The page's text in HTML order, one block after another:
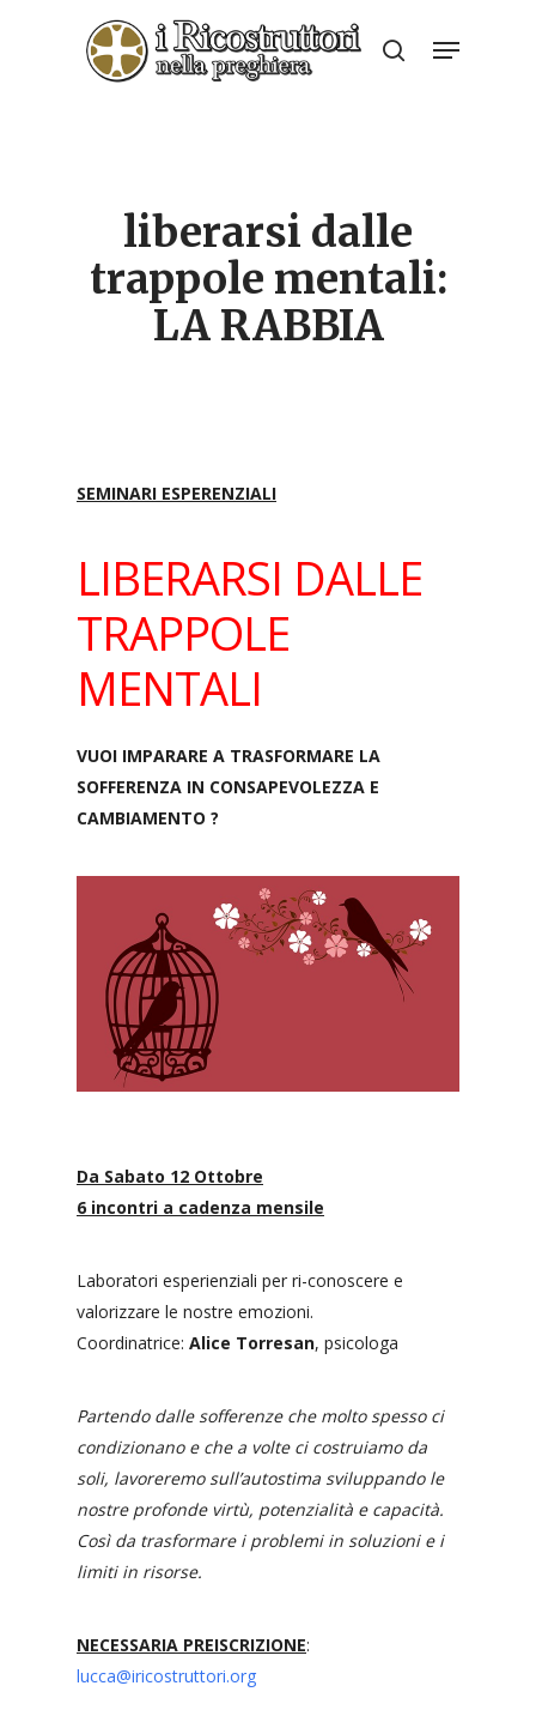
search
Menu
liberarsi dalle
trappole mentali:
LA RABBIA
SEMINARI ESPERENZIALI
LIBERARSI DALLE
TRAPPOLE
MENTALI
VUOI IMPARARE A TRASFORMARE LA
SOFFERENZA IN CONSAPEVOLEZZA E
CAMBIAMENTO ?
Da Sabato 12 Ottobre
6 incontri a cadenza mensile
Laboratori esperienziali per ri-conoscere e
valorizzare le nostre emozioni.
Coordinatrice: Alice Torresan, psicologa
Partendo dalle sofferenze che molto spesso ci
condizionano e che a volte ci costruiamo da
soli, lavoreremo sull’autostima sviluppando le
nostre profonde virtù, potenzialità e capacità.
Così da trasformare i problemi in soluzioni e i
limiti in risorse.
NECESSARIA PREISCRIZIONE:
lucca@iricostruttori.org